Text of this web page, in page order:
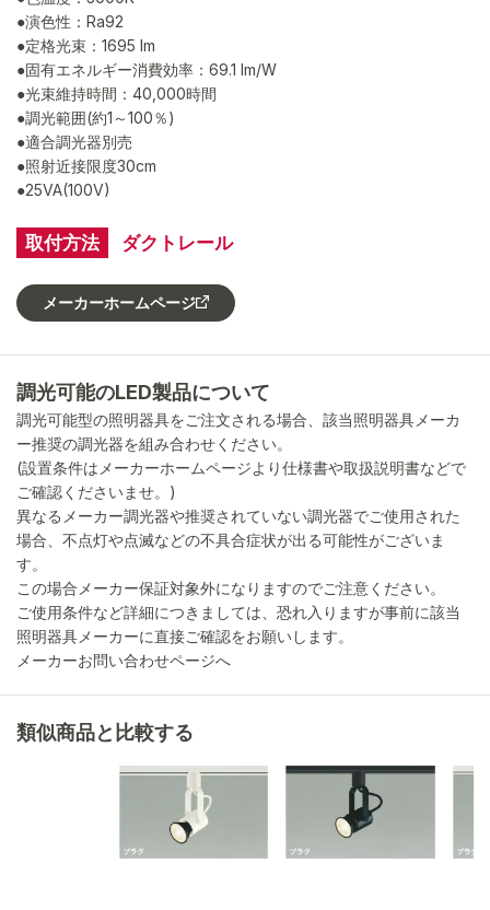
取付方法 ダクトレール
●演色性：Ra92
●定格光束：1695 lm
●固有エネルギー消費効率：69.1 lm/W
●光束維持時間：40,000時間
●調光範囲(約1～100％)
●適合調光器別売
●照射近接限度30cm
●25VA(100V)
メーカーホームページ
調光可能のLED製品について
調光可能型の照明器具をご注文される場合、該当照明器具メーカ
ー推奨の調光器を組み合わせください。
(設置条件はメーカーホームページより仕様書や取扱説明書などで
ご確認くださいませ。)
異なるメーカー調光器や推奨されていない調光器でご使用された
場合、不点灯や点滅などの不具合症状が出る可能性がございま
す。
この場合メーカー保証対象外になりますのでご注意ください。
ご使用条件など詳細につきましては、恐れ入りますが事前に該当
照明器具メーカーに直接ご確認をお願いします。
メーカーお問い合わせページへ
類似商品と比較する